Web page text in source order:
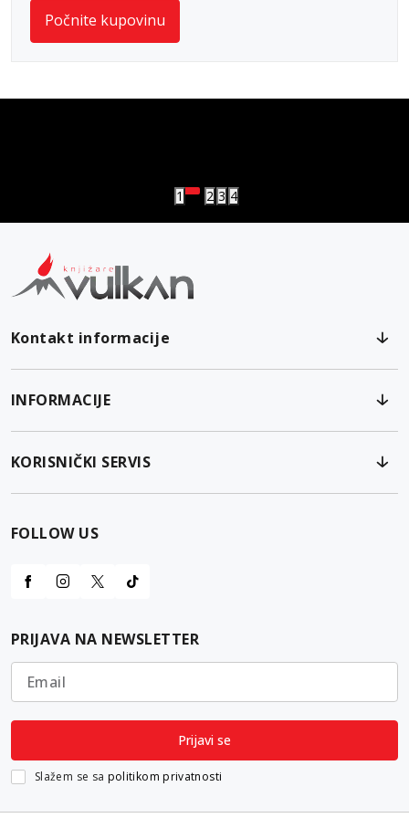
Počnite kupovinu
1 2 3 4
Kontakt informacije
INFORMACIJE
KORISNIČKI SERVIS
FOLLOW US
PRIJAVA NA NEWSLETTER
Email
Prijavi se
Slažem se sa politikom privatnosti